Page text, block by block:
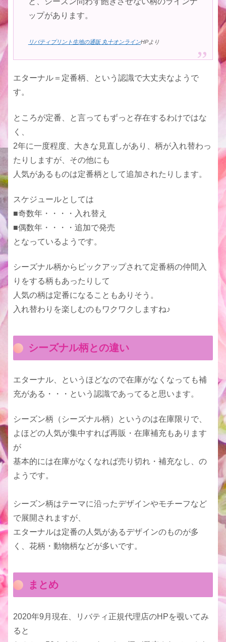
ップがあります。
リバティプリント生地の通販 丸十オンラインHPより
エターナル＝定番柄、という認識で大丈夫なようで
す。
ところが定番、と言ってもずっと存在するわけではな
く、
2年に一度程度、大きな見直しがあり、柄が入れ替わっ
たりしますが、その他にも
人気があるものは定番柄として追加されたりします。
スケジュールとしては
■奇数年・・・・入れ替え
■偶数年・・・・追加で発売
となっているようです。
シーズナル柄からピックアップされて定番柄の仲間入
りをする柄もあったりして
人気の柄は定番になることもありそう。
入れ替わりを楽しむのもワクワクしますね♪
シーズナル柄との違い
エターナル、というほどなので在庫がなくなっても補
充がある・・・という認識であってると思います。
シーズン柄（シーズナル柄）というのは在庫限りで、
よほどの人気が集中すれば再販・在庫補充もあります
が
基本的には在庫がなくなれば売り切れ・補充なし、の
ようです。
シーズン柄はテーマに沿ったデザインやモチーフなど
で展開されますが、
エターナルは定番の人気があるデザインのものが多
く、花柄・動物柄などが多いです。
まとめ
2020年9月現在、リバティ正規代理店のHPを覗いてみ
ると